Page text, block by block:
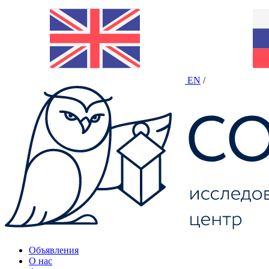
EN /
Объявления
О нас